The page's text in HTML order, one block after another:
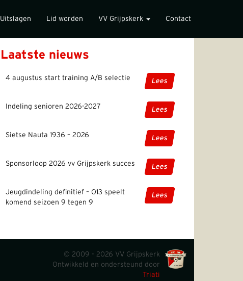
Uitslagen Lid worden VV Grijpskerk Contact
Laatste nieuws
4 augustus start training A/B selectie Lees
Indeling senioren 2026-2027 Lees
Sietse Nauta 1936 – 2026 Lees
Sponsorloop 2026 vv Grijpskerk succes Lees
Jeugdindeling definitief – O13 speelt
komend seizoen 9 tegen 9
Lees
© 2009 - 2026 VV Grijpskerk
Ontwikkeld en ondersteund door
Triati